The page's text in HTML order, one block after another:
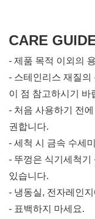
CARE
- 제품 목적 이외의
- 스테인리스 재질의
이 점 참고하시기 바
- 처음 사용하기 전
권합니다.
- 세척 시 금속 수세
- 뚜껑은 식기세척기
있습니다.
- 냉동실, 전자레인
- 표백하지 마세요.